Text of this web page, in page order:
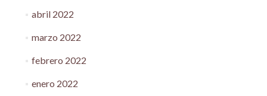
abril 2022
marzo 2022
febrero 2022
enero 2022